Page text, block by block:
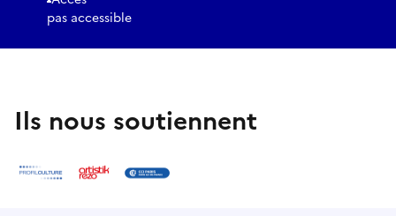
pas accessible
Ils nous soutiennent